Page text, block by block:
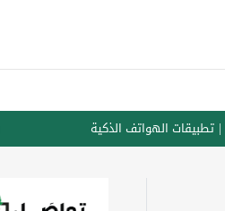
تطبيقات الهواتف الذكية